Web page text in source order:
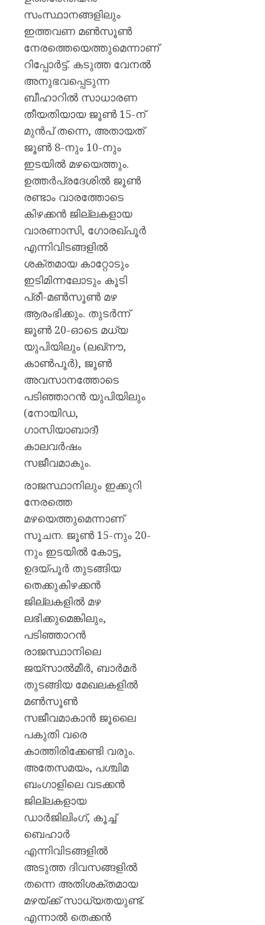
സംസ്ഥാനങ്ങളിലും
ഇത്തവണ മൺസൂൺ
നേരത്തെയെത്തുമെന്നാണ്
റിപ്പോർട്ട്. കടുത്ത വേനൽ
അനുഭവപ്പെടുന്ന
ബീഹാറിൽ സാധാരണ
തീയതിയായ ജൂൺ 15-ന്
മുൻപ് തന്നെ, അതായത്
ജൂൺ 8-നും 10-നും
ഇടയിൽ മഴയെത്തും.
ഉത്തർപ്രദേശിൽ ജൂൺ
രണ്ടാം വാരത്തോടെ
കിഴക്കൻ ജില്ലകളായ
വാരണാസി, ഗോരഖ്പൂർ
എന്നിവിടങ്ങളിൽ
ശക്തമായ കാറ്റോടും
ഇടിമിന്നലോടും കൂടി
പ്രീ-മൺസൂൺ മഴ
ആരംഭിക്കും. തുടർന്ന്
ജൂൺ 20-ഓടെ മധ്യ
യുപിയിലും (ലഖ്‌നൗ,
കാൺപൂർ), ജൂൺ
അവസാനത്തോടെ
പടിഞ്ഞാറൻ യുപിയിലും
(നോയിഡ,
ഗാസിയാബാദ്)
കാലവർഷം
സജീവമാകും.
രാജസ്ഥാനിലും ഇക്കുറി
നേരത്തെ
മഴയെത്തുമെന്നാണ്
സൂചന. ജൂൺ 15-നും 20-
നും ഇടയിൽ കോട്ട,
ഉദയ്പൂർ തുടങ്ങിയ
തെക്കുകിഴക്കൻ
ജില്ലകളിൽ മഴ
ലഭിക്കുമെങ്കിലും,
പടിഞ്ഞാറൻ
രാജസ്ഥാനിലെ
ജയ്സാൽമീർ, ബാർമർ
തുടങ്ങിയ മേഖലകളിൽ
മൺസൂൺ
സജീവമാകാൻ ജൂലൈ
പകുതി വരെ
കാത്തിരിക്കേണ്ടി വരും.
അതേസമയം, പശ്ചിമ
ബംഗാളിലെ വടക്കൻ
ജില്ലകളായ
ഡാർജിലിംഗ്, കൂച്ച്
ബെഹാർ
എന്നിവിടങ്ങളിൽ
അടുത്ത ദിവസങ്ങളിൽ
തന്നെ അതിശക്തമായ
മഴയ്ക്ക് സാധ്യതയുണ്ട്.
എന്നാൽ തെക്കൻ